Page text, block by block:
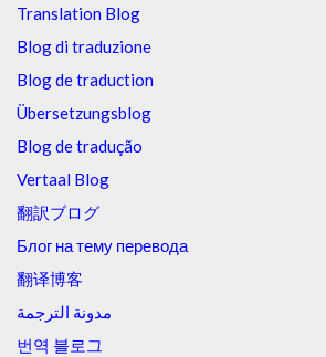
Translation Blog
Blog di traduzione
Blog de traduction
Übersetzungsblog
Blog de tradução
Vertaal Blog
翻訳ブログ
Блог на тему перевода
翻译博客
مدونة الترجمة
번역 블로그